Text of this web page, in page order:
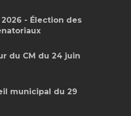
- Élection des
du CM du 24 juin
municipal du 29